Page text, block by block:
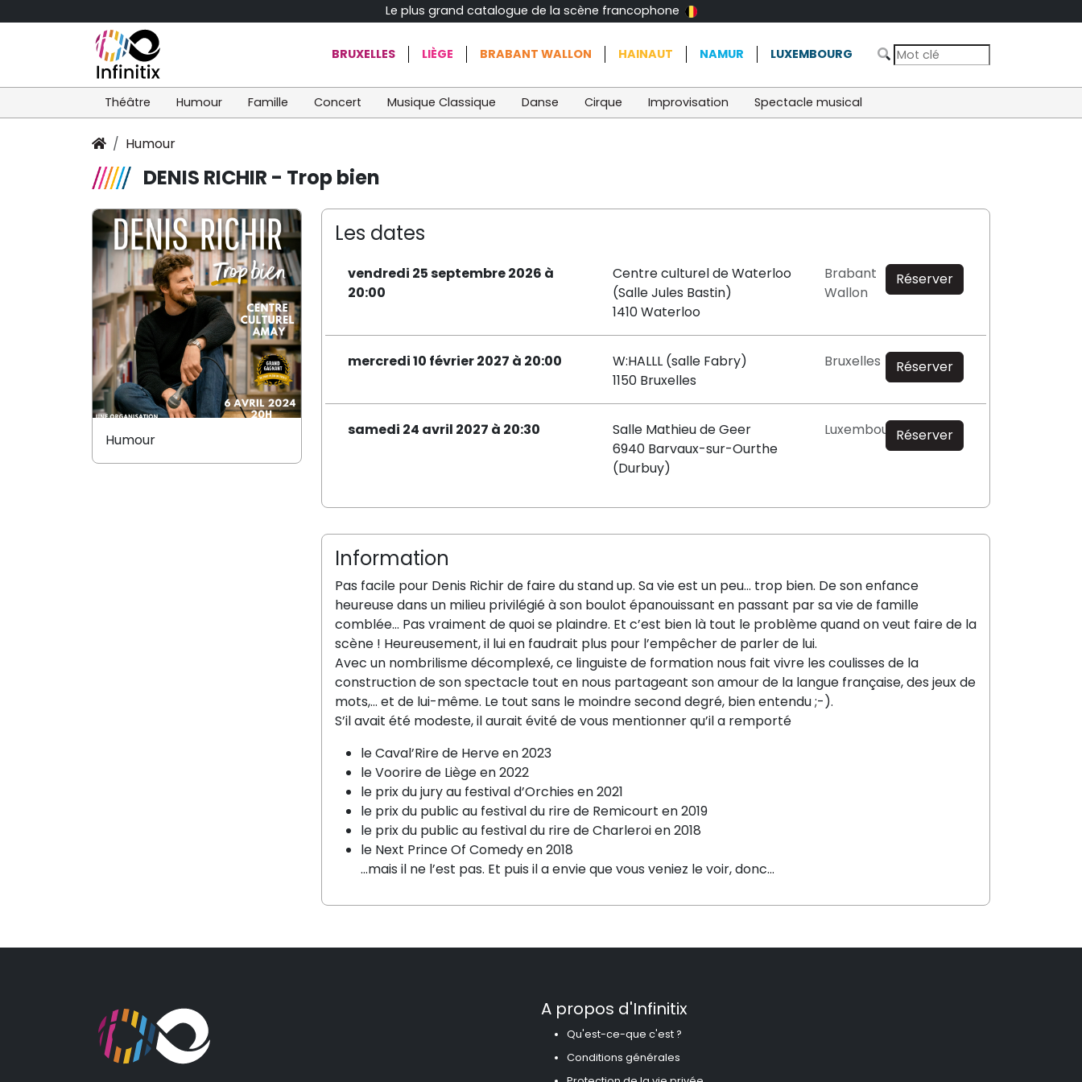
Le plus grand catalogue de la scène francophone
BRUXELLES LIÈGE BRABANT WALLON HAINAUT NAMUR LUXEMBOURG
Théâtre Humour Famille Concert Musique Classique Danse Cirque Improvisation Spectacle musical
Humour
DENIS RICHIR - Trop bien
Les dates
vendredi 25 septembre 2026 à
20:00
Centre culturel de Waterloo
(Salle Jules Bastin)
1410 Waterloo
Brabant
Wallon
Réserver
mercredi 10 février 2027 à 20:00
W:HALLL (salle Fabry)
1150 Bruxelles
Bruxelles Réserver
samedi 24 avril 2027 à 20:30
Salle Mathieu de Geer
6940 Barvaux-sur-Ourthe
(Durbuy)
LuxembourgRéserver
Information
Pas facile pour Denis Richir de faire du stand up. Sa vie est un peu… trop bien. De son enfance
heureuse dans un milieu privilégié à son boulot épanouissant en passant par sa vie de famille
comblée… Pas vraiment de quoi se plaindre. Et c’est bien là tout le problème quand on veut faire de la
scène ! Heureusement, il lui en faudrait plus pour l’empêcher de parler de lui.
Avec un nombrilisme décomplexé, ce linguiste de formation nous fait vivre les coulisses de la
construction de son spectacle tout en nous partageant son amour de la langue française, des jeux de
mots,… et de lui-même. Le tout sans le moindre second degré, bien entendu ;-).
S’il avait été modeste, il aurait évité de vous mentionner qu’il a remporté
le Caval’Rire de Herve en 2023
le Voorire de Liège en 2022
le prix du jury au festival d’Orchies en 2021
le prix du public au festival du rire de Remicourt en 2019
le prix du public au festival du rire de Charleroi en 2018
le Next Prince Of Comedy en 2018
…mais il ne l’est pas. Et puis il a envie que vous veniez le voir, donc…
Humour
A propos d'Infinitix
Qu'est-ce-que c'est ?
Conditions générales